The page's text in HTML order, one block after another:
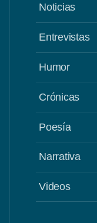
Noticias
Entrevistas
Humor
Crónicas
Poesía
Narrativa
Videos